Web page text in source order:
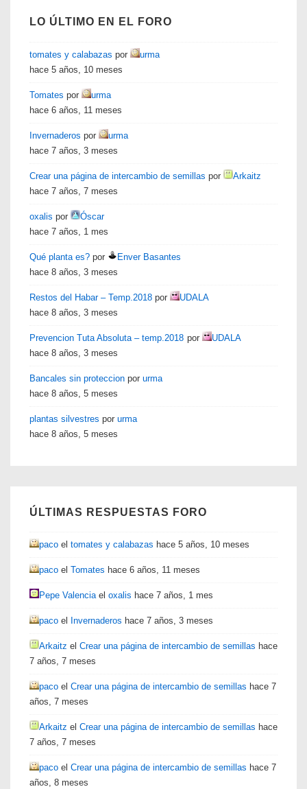
LO ÚLTIMO EN EL FORO
tomates y calabazas por
urma
hace 5 años, 10 meses
Tomates por
urma
hace 6 años, 11 meses
Invernaderos por
urma
hace 7 años, 3 meses
Crear una página de intercambio de semillas por
Arkaitz
hace 7 años, 7 meses
oxalis por
Óscar
hace 7 años, 1 mes
Qué planta es? por
Enver Basantes
hace 8 años, 3 meses
Restos del Habar – Temp.2018 por
UDALA
hace 8 años, 3 meses
Prevencion Tuta Absoluta – temp.2018 por
UDALA
hace 8 años, 3 meses
Bancales sin proteccion por urma
hace 8 años, 5 meses
plantas silvestres por urma
hace 8 años, 5 meses
ÚLTIMAS RESPUESTAS FORO
paco el tomates y calabazas hace 5 años, 10 meses
paco el Tomates hace 6 años, 11 meses
Pepe Valenciael oxalis hace 7 años, 1 mes
paco el Invernaderos hace 7 años, 3 meses
Arkaitz el Crear una página de intercambio de semillas hace
7 años, 7 meses
paco el Crear una página de intercambio de semillas hace 7
años, 7 meses
Arkaitz el Crear una página de intercambio de semillas hace
7 años, 7 meses
paco el Crear una página de intercambio de semillas hace 7
años, 8 meses